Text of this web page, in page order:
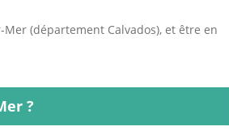
Mer (département Calvados), et être en
?